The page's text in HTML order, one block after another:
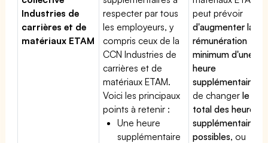
Industries de
carrières et de
matériaux ETAM
respecter par tous
les employeurs, y
compris ceux de la
CCN Industries de
carrières et de
matériaux ETAM.
Voici les principaux
points à retenir :
Une heure
supplémentaire
peut prévoir
d'augmenter la
rémunération
minimum d'une
heure
supplémentaire
de changerle
total des heures
supplémentaires
possibles, ou